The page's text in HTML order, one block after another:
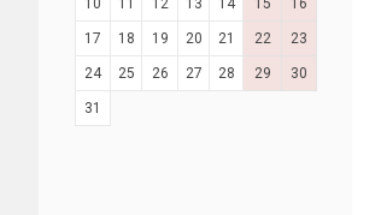
10 11 12 13 14 15 16
17 18 19 20 21 22 23
24 25 26 27 28 29 30
31